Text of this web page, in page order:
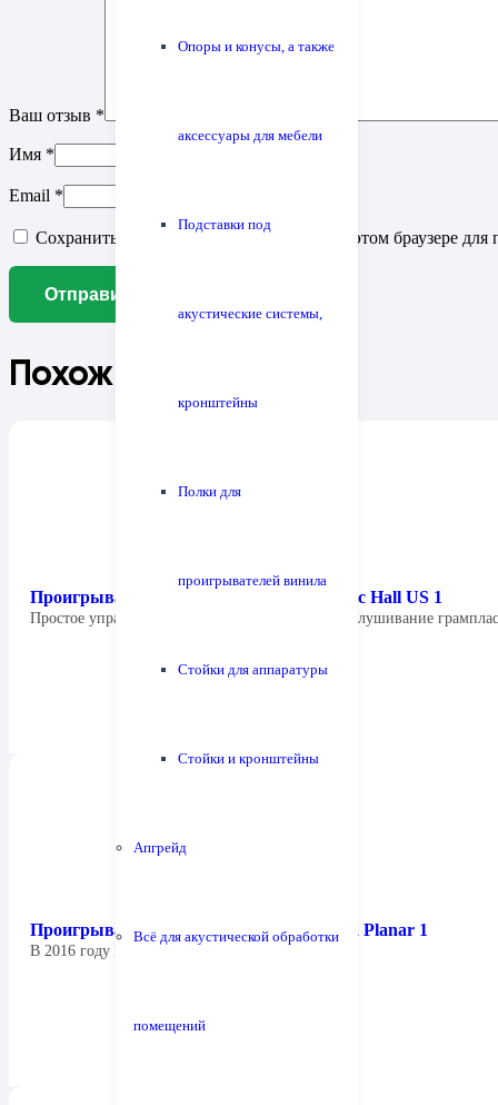
Опоры и конусы, а также
аксессуары для мебели
Подставки под
акустические системы,
кронштейны
Полки для
проигрывателей винила
Стойки для аппаратуры
Стойки и кронштейны
Апгрейд
Всё для акустической обработки
помещений
Ваш отзыв *
Имя *
Email *
Сохранить моё имя, email и адрес сайта в этом браузере
Похожие товары
Проигрыватель виниловых дисков Music Hall US 1
Простое управление позволяет реализовать прослушивание
Проигрыватель виниловых дисков Rega Planar 1
В 2016 году Rega проводит обновление…